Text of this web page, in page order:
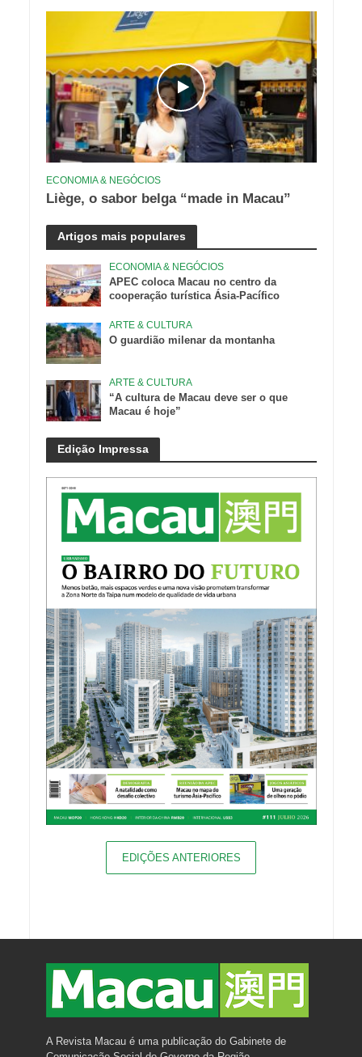
ECONOMIA & NEGÓCIOS
Liège, o sabor belga “made in Macau”
Artigos mais populares
ECONOMIA & NEGÓCIOS
APEC coloca Macau no centro da
cooperação turística Ásia-Pacífico
ARTE & CULTURA
O guardião milenar da montanha
ARTE & CULTURA
“A cultura de Macau deve ser o que
Macau é hoje”
Edição Impressa
EDIÇÕES ANTERIORES
A Revista Macau é uma publicação do Gabinete de